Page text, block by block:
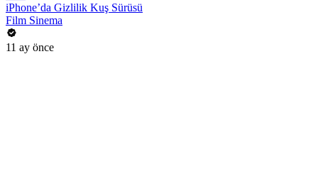
iPhone’da Gizlilik Kuş Sürüsü
Film Sinema
11 ay önce